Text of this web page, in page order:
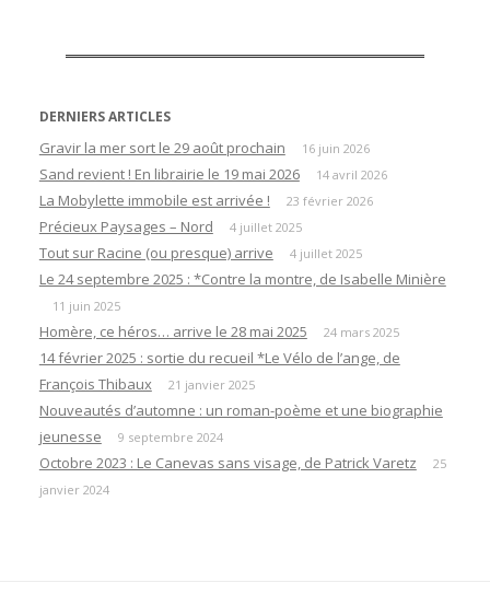
DERNIERS ARTICLES
Gravir la mer sort le 29 août prochain 16 juin 2026
Sand revient ! En librairie le 19 mai 2026 14 avril 2026
La Mobylette immobile est arrivée ! 23 février 2026
Précieux Paysages – Nord 4 juillet 2025
Tout sur Racine (ou presque) arrive 4 juillet 2025
Le 24 septembre 2025 : *Contre la montre, de Isabelle Minière
11 juin 2025
Homère, ce héros… arrive le 28 mai 2025 24 mars 2025
14 février 2025 : sortie du recueil *Le Vélo de l’ange, de
François Thibaux
21 janvier 2025
Nouveautés d’automne : un roman-poème et une biographie
jeunesse
9 septembre 2024
Octobre 2023 : Le Canevas sans visage, de Patrick Varetz
25
janvier 2024